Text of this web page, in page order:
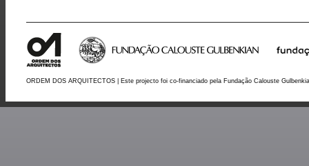
ORDEM DOS ARQUITECTOS | Este projecto foi co-financiado pela Fundação Calouste